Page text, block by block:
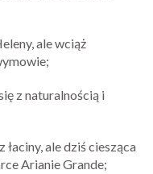
ale wciąż
z naturalnością i
ale dziś ciesząca
Arianie Grande;